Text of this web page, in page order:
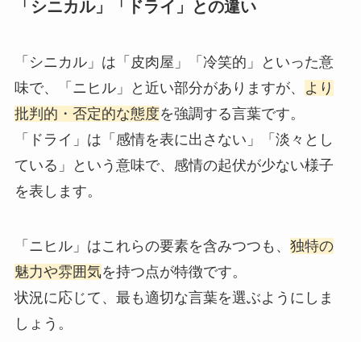
「シニカル」「ドライ」との違い
「シニカル」は「皮肉屋」「冷笑的」といった意
味で、「ニヒル」と近い部分がありますが、
より
批判的・否定的な態度を強調する言葉です。
「ドライ」は「感情を表に出さない」「淡々とし
ている」という意味で、感情の起伏が少ない様子
を表します。
「ニヒル」はこれらの要素を含みつつも、 独特の
魅力や雰囲気を持つ点が特徴です。
状況に応じて、最も適切な言葉を選ぶようにしま
しょう。